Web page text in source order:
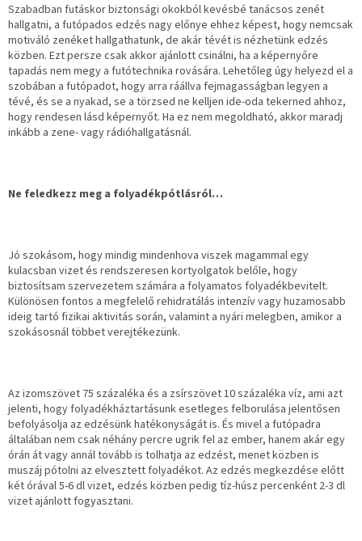
Szabadban futáskor biztonsági okokból kevésbé tanácsos zenét
hallgatni, a futópados edzés nagy előnye ehhez képest, hogy nemcsak
motiváló zenéket hallgathatunk, de akár tévét is nézhetünk edzés
közben. Ezt persze csak akkor ajánlott csinálni, ha a képernyőre
tapadás nem megy a futótechnika rovására. Lehetőleg úgy helyezd el a
szobában a futópadot, hogy arra ráállva fejmagasságban legyen a
tévé, és se a nyakad, se a törzsed ne kelljen ide-oda tekerned ahhoz,
hogy rendesen lásd képernyőt. Ha ez nem megoldható, akkor maradj
inkább a zene- vagy rádióhallgatásnál.
Ne feledkezz meg a folyadékpótlásról…
Jó szokásom, hogy mindig mindenhova viszek magammal egy
kulacsban vizet és rendszeresen kortyolgatok belőle, hogy
biztosítsam szervezetem számára a folyamatos folyadékbevitelt.
Különösen fontos a megfelelő rehidratálás intenzív vagy huzamosabb
ideig tartó fizikai aktivitás során, valamint a nyári melegben, amikor a
szokásosnál többet verejtékezünk.
Az izomszövet 75 százaléka és a zsírszövet 10 százaléka víz, ami azt
jelenti, hogy folyadékháztartásunk esetleges felborulása jelentősen
befolyásolja az edzésünk hatékonyságát is. És mivel a futópadra
általában nem csak néhány percre ugrik fel az ember, hanem akár egy
órán át vagy annál tovább is tolhatja az edzést, menet közben is
muszáj pótolni az elvesztett folyadékot. Az edzés megkezdése előtt
két órával 5-6 dl vizet, edzés közben pedig tíz-húsz percenként 2-3 dl
vizet ajánlott fogyasztani.